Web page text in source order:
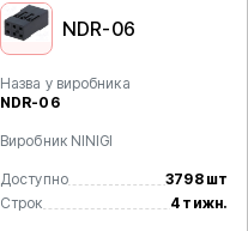
NDR-06
Назва у виробника
NDR-06
Виробник NINIGI
Доступно
3798 шт
Строк
4 тижн.